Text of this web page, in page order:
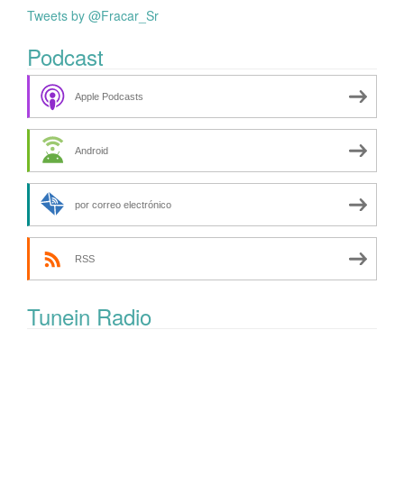
Tweets by @Fracar_Sr
Podcast
Apple Podcasts
Android
por correo electrónico
RSS
Tunein Radio